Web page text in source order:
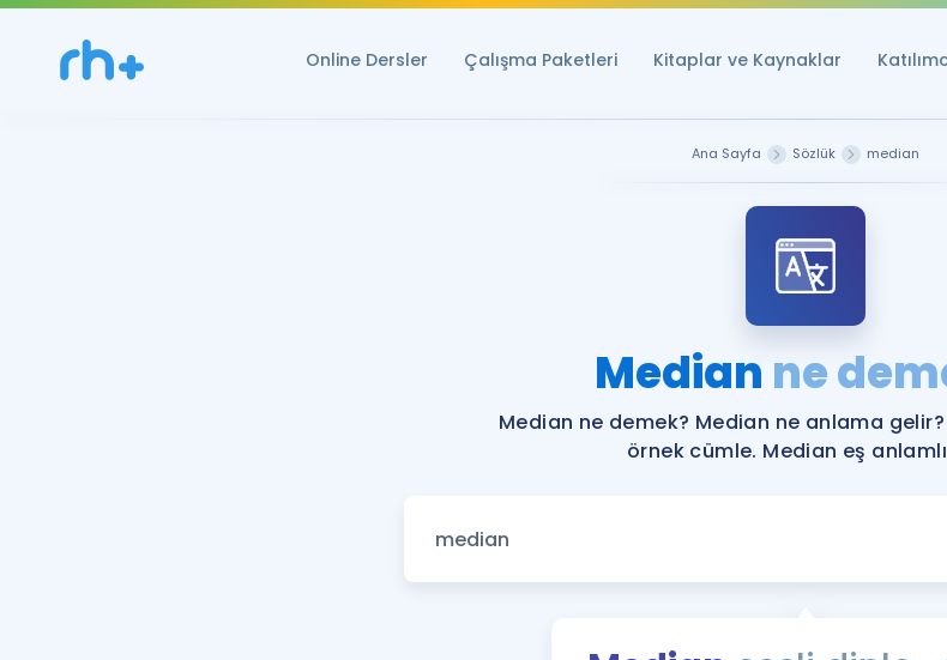
Online Dersler Çalışma Paketleri Kitaplar ve Kaynaklar
Ana Sayfa Sözlük median
Median ne
Median ne demek? Median ne anlama
örnek cümle. Median eş